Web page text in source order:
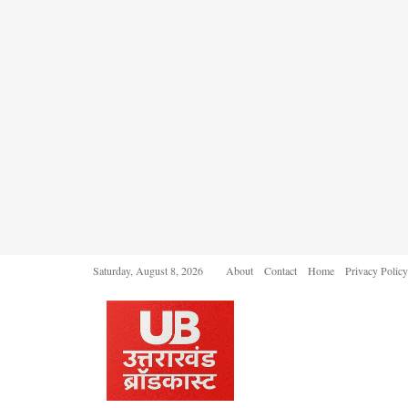
Saturday, August 8, 2026 About Contact Home Privacy Policy